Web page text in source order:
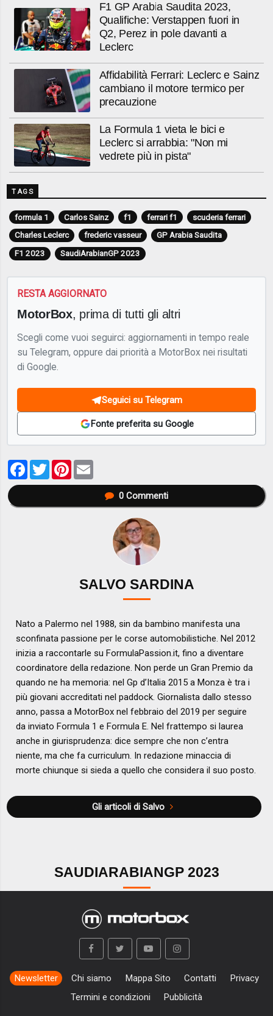
F1 GP Arabia Saudita 2023,
Qualifiche: Verstappen fuori in
Q2, Perez in pole davanti a
Leclerc
Affidabilità Ferrari: Leclerc e Sainz
cambiano il motore termico per
precauzione
La Formula 1 vieta le bici e
Leclerc si arrabbia: "Non mi
vedrete più in pista"
TAGS
formula 1 Carlos Sainz f1 ferrari f1
scuderia ferrari
Charles Leclerc
frederic vasseur
GP Arabia Saudita
F1 2023
SaudiArabianGP 2023
RESTA AGGIORNATO
MotorBox, prima di tutti gli altri
Scegli come vuoi seguirci: aggiornamenti in tempo reale
su Telegram, oppure dai priorità a MotorBox nei risultati
di Google.
Seguici su Telegram
Fonte preferita su Google
Facebook
TwitterPinterest
0Commenti
SALVO SARDINA
Nato a Palermo nel 1988, sin da bambino manifesta una
sconfinata passione per le corse automobilistiche. Nel 2012
inizia a raccontarle su FormulaPassion.it, fino a diventare
coordinatore della redazione. Non perde un Gran Premio da
quando ne ha memoria: nel Gp d’Italia 2015 a Monza è tra i
più giovani accreditati nel paddock. Giornalista dallo stesso
anno, passa a MotorBox nel febbraio del 2019 per seguire
da inviato Formula 1 e Formula E. Nel frattempo si laurea
anche in giurisprudenza: dice sempre che non c’entra
niente, ma che fa curriculum. In redazione minaccia di
morte chiunque si sieda a quello che considera il suo posto.
Gli articoli di Salvo
SAUDIARABIANGP 2023
Newsletter Chi siamo Mappa Sito Contatti
Privacy
Termini e condizioni
Pubblicità